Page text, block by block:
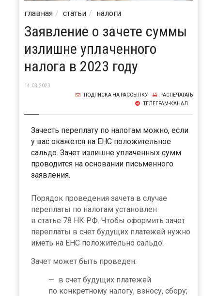
главная статьи налоги
Заявление о зачете суммы
излишне уплаченного
налога в 2023 году
14.03.2023
РАСПЕЧАТАТЬ
ПОДПИСКА НА РАССЫЛКУ
ТЕЛЕГРАМ-КАНАЛ
Зачесть переплату по налогам можно, если
у вас окажется на ЕНС положительное
сальдо. Зачет излишне уплаченных сумм
проводится на основании письменного
заявления.
Порядок проведения зачета в случае
переплаты по налогам установлен
в статье 78 НК РФ. Чтобы оформить зачет
переплаты в счет будущих платежей нужно
иметь на ЕНС положительно сальдо.
Зачет может быть проведен:
в счет будущих платежей
по конкретному налогу, взносу, сбору;